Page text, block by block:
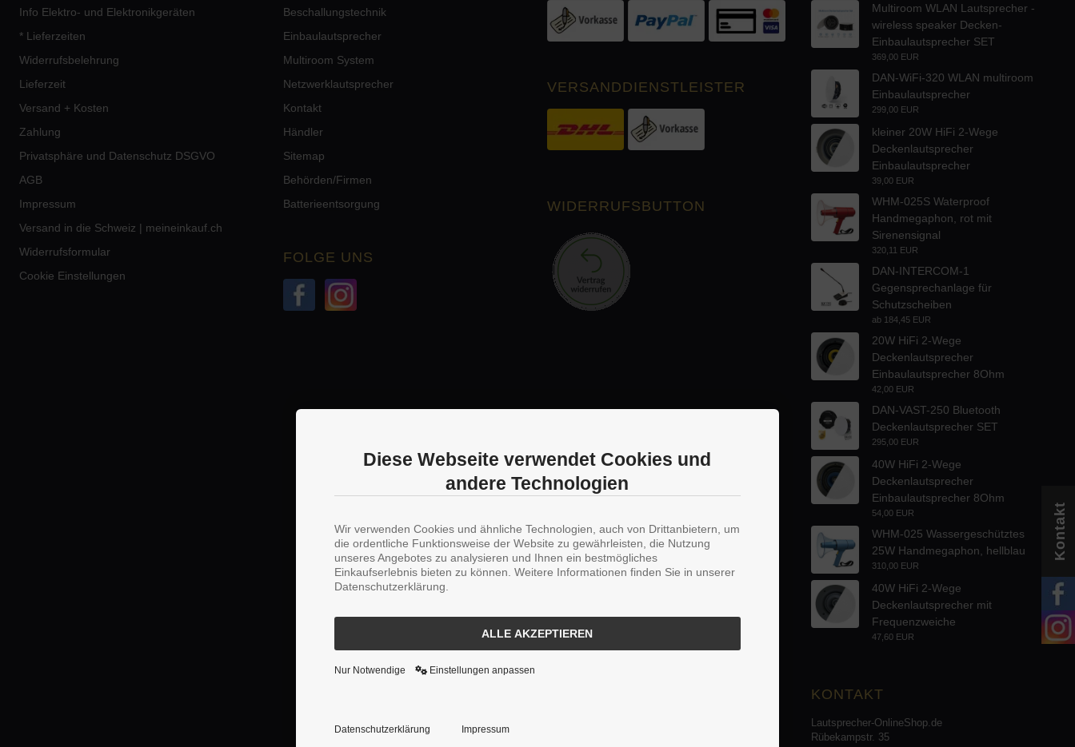
Info Elektro- und Elektronikgeräten
* Lieferzeiten
Widerrufsbelehrung
Lieferzeit
Versand + Kosten
Zahlung
Privatsphäre und Datenschutz DSGVO
AGB
Impressum
Versand in die Schweiz | meineinkauf.ch
Widerrufsformular
Cookie Einstellungen
Beschallungstechnik
Einbaulautsprecher
Multiroom System
Netzwerklautsprecher
Kontakt
Händler
Sitemap
Behörden/Firmen
Batterieentsorgung
FOLGE UNS
Kontakt
VERSANDDIENSTLEISTER
WIDERRUFSBUTTON
Multiroom WLAN Lautsprecher -
wireless speaker Decken-
Einbaulautsprecher SET
369,00 EUR
DAN-WiFi-320 WLAN multiroom
Einbaulautsprecher
299,00 EUR
kleiner 20W HiFi 2-Wege
Deckenlautsprecher
Einbaulautsprecher
39,00 EUR
WHM-025S Waterproof
Handmegaphon, rot mit
Sirenensignal
320,11 EUR
DAN-INTERCOM-1
Gegensprechanlage für
Schutzscheiben
ab 184,45 EUR
20W HiFi 2-Wege
Deckenlautsprecher
Einbaulautsprecher 8Ohm
42,00 EUR
DAN-VAST-250 Bluetooth
Deckenlautsprecher SET
295,00 EUR
40W HiFi 2-Wege
Deckenlautsprecher
Einbaulautsprecher 8Ohm
54,00 EUR
WHM-025 Wassergeschütztes
25W Handmegaphon, hellblau
310,00 EUR
40W HiFi 2-Wege
Deckenlautsprecher mit
Frequenzweiche
47,60 EUR
KONTAKT
Lautsprecher-OnlineShop.de
Rübekampstr. 35
Diese Webseite verwendet Cookies und
andere Technologien
Wir verwenden Cookies und ähnliche Technologien, auch von Drittanbietern, um
die ordentliche Funktionsweise der Website zu gewährleisten, die Nutzung
unseres Angebotes zu analysieren und Ihnen ein bestmögliches
Einkaufserlebnis bieten zu können. Weitere Informationen finden Sie in unserer
Datenschutzerklärung.
ALLE AKZEPTIEREN
Nur Notwendige Einstellungen anpassen
Datenschutzerklärung Impressum